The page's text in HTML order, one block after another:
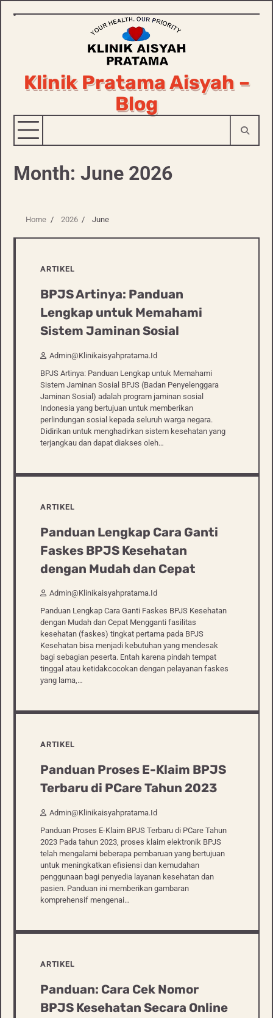
Skip
Klinik Pratama Aisyah –
Blog
Month: June 2026
Home 2026 June
ARTIKEL
BPJS Artinya: Panduan
Lengkap untuk Memahami
Sistem Jaminan Sosial
Admin@klinikaisyahpratama.id
BPJS Artinya: Panduan Lengkap untuk Memahami
Sistem Jaminan Sosial BPJS (Badan Penyelenggara
Jaminan Sosial) adalah program jaminan sosial
Indonesia yang bertujuan untuk memberikan
perlindungan sosial kepada seluruh warga negara.
Didirikan untuk menghadirkan sistem kesehatan yang
terjangkau dan dapat diakses oleh…
ARTIKEL
Panduan Lengkap Cara Ganti
Faskes BPJS Kesehatan
dengan Mudah dan Cepat
Admin@klinikaisyahpratama.id
Panduan Lengkap Cara Ganti Faskes BPJS Kesehatan
dengan Mudah dan Cepat Mengganti fasilitas
kesehatan (faskes) tingkat pertama pada BPJS
Kesehatan bisa menjadi kebutuhan yang mendesak
bagi sebagian peserta. Entah karena pindah tempat
tinggal atau ketidakcocokan dengan pelayanan faskes
yang lama,…
ARTIKEL
Panduan Proses E-Klaim BPJS
Terbaru di PCare Tahun 2023
Admin@klinikaisyahpratama.id
Panduan Proses E-Klaim BPJS Terbaru di PCare Tahun
2023 Pada tahun 2023, proses klaim elektronik BPJS
telah mengalami beberapa pembaruan yang bertujuan
untuk meningkatkan efisiensi dan kemudahan
penggunaan bagi penyedia layanan kesehatan dan
pasien. Panduan ini memberikan gambaran
komprehensif mengenai…
ARTIKEL
Panduan: Cara Cek Nomor
BPJS Kesehatan Secara Online